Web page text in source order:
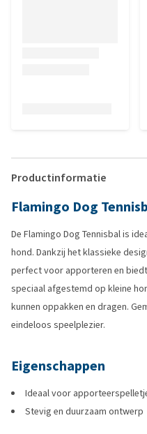
Productinformatie
Flamingo Dog
De Flamingo Dog Tennisbal is
hond. Dankzij het klassieke
perfect voor apporteren en
speciaal afgestemd op kleine
kunnen oppakken en dragen.
eindeloos speelplezier.
Eigenschappen
Ideaal voor
Stevig en duurzaam ontwerp